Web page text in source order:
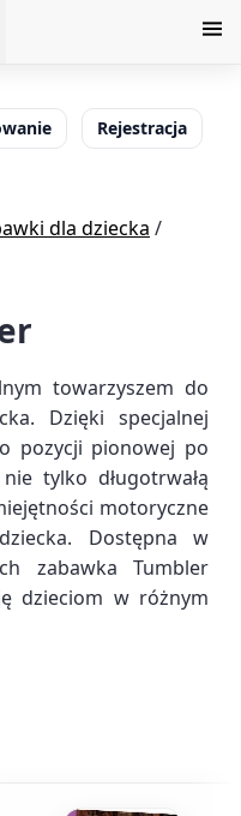
Rejestracja
dla dziecka /
towarzyszem do
Dzięki specjalnej
pozycji pionowej po
tylko długotrwałą
motoryczne
Dostępna w
zabawka Tumbler
dzieciom w różnym